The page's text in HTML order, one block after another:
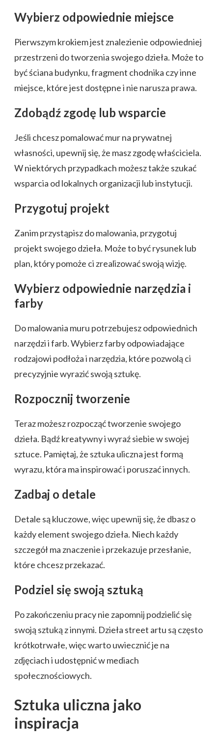
Wybierz odpowiednie miejsce
Pierwszym krokiem jest znalezienie odpowiedniej
przestrzeni do tworzenia swojego dzieła. Może to
być ściana budynku, fragment chodnika czy inne
miejsce, które jest dostępne i nie narusza prawa.
Zdobądź zgodę lub wsparcie
Jeśli chcesz pomalować mur na prywatnej
własności, upewnij się, że masz zgodę właściciela.
W niektórych przypadkach możesz także szukać
wsparcia od lokalnych organizacji lub instytucji.
Przygotuj projekt
Zanim przystąpisz do malowania, przygotuj
projekt swojego dzieła. Może to być rysunek lub
plan, który pomoże ci zrealizować swoją wizję.
Wybierz odpowiednie narzędzia i
farby
Do malowania muru potrzebujesz odpowiednich
narzędzi i farb. Wybierz farby odpowiadające
rodzajowi podłoża i narzędzia, które pozwolą ci
precyzyjnie wyrazić swoją sztukę.
Rozpocznij tworzenie
Teraz możesz rozpocząć tworzenie swojego
dzieła. Bądź kreatywny i wyraź siebie w swojej
sztuce. Pamiętaj, że sztuka uliczna jest formą
wyrazu, która ma inspirować i poruszać innych.
Zadbaj o detale
Detale są kluczowe, więc upewnij się, że dbasz o
każdy element swojego dzieła. Niech każdy
szczegół ma znaczenie i przekazuje przesłanie,
które chcesz przekazać.
Podziel się swoją sztuką
Po zakończeniu pracy nie zapomnij podzielić się
swoją sztuką z innymi. Dzieła street artu są często
krótkotrwałe, więc warto uwiecznić je na
zdjęciach i udostępnić w mediach
społecznościowych.
Sztuka uliczna jako
inspiracja